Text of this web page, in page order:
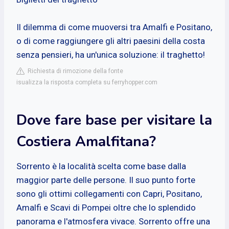
Il dilemma di come muoversi tra Amalfi e Positano,
o di come raggiungere gli altri paesini della costa
senza pensieri, ha un'unica soluzione: il traghetto!
Richiesta di rimozione della fonte
isualizza la risposta completa su ferryhopper.com
Dove fare base per visitare la
Costiera Amalfitana?
Sorrento è la località scelta come base dalla
maggior parte delle persone. Il suo punto forte
sono gli ottimi collegamenti con Capri, Positano,
Amalfi e Scavi di Pompei oltre che lo splendido
panorama e l'atmosfera vivace. Sorrento offre una